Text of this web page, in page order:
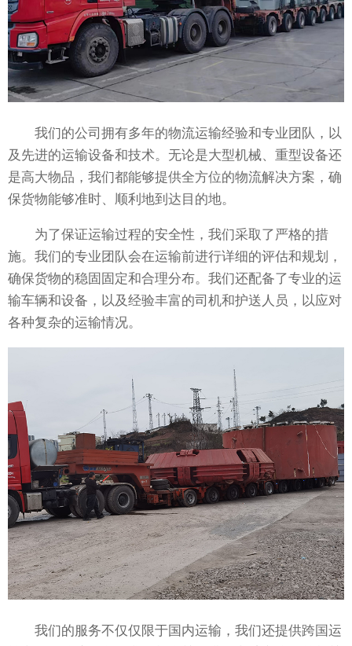
我们的公司拥有多年的物流运输经验和专业团队，以
及先进的运输设备和技术。无论是大型机械、重型设备还
是高大物品，我们都能够提供全方位的物流解决方案，确
保货物能够准时、顺利地到达目的地。
为了保证运输过程的安全性，我们采取了严格的措
施。我们的专业团队会在运输前进行详细的评估和规划，
确保货物的稳固固定和合理分布。我们还配备了专业的运
输车辆和设备，以及经验丰富的司机和护送人员，以应对
各种复杂的运输情况。
我们的服务不仅仅限于国内运输，我们还提供跨国运